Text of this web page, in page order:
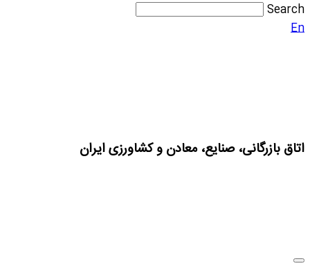
Search
En
اتاق بازرگانی، صنایع، معادن و کشاورزی ایران